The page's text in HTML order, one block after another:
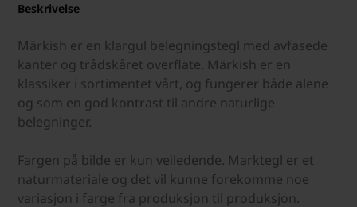
Beskrivelse
Märkish er en klargul belegningstegl med avfasede
kanter og trådskåret overflate. Märkish er en
klassiker i sortimentet vårt, og fungerer både alene
og som en god kontrast til andre naturlige
belegninger.
Fargen på bilde er kun veiledende. Marktegl er et
naturmateriale og det vil kunne forekomme noe
variasjon i farge fra produksjon til produksjon.